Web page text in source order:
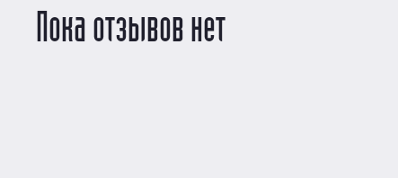
Пока отзывов нет